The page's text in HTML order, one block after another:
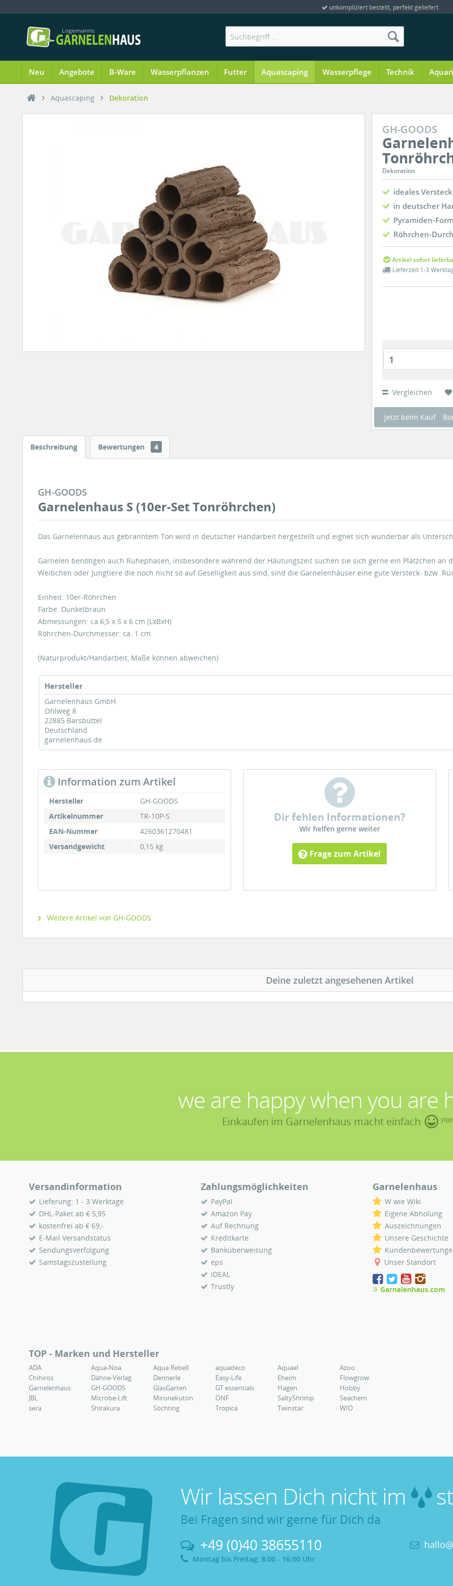
unkompliziert bestellt, perfekt geliefert
Neu Angebote B-Ware Wasserpflanzen Futter Aquascaping Wasserpflege Technik
Aquascaping Dekoration
GH-GOODS
Dekoration
ideales
in deutscher
Pyramiden-Form
Röhrchen-
Artikel sofort
Lieferzeit 1-3
1
Vergleichen
jetzt beim Kauf
Beschreibung Bewertungen 4
GH-GOODS
Garnelenhaus S (10er-Set Tonröhrchen)
Das Garnelenhaus aus gebranntem Ton wird in deutscher Handarbeit hergestellt und eignet sich wunderbar als
Garnelen benötigen auch Ruhephasen, insbesondere während der Häutungszeit suchen sie sich gerne ein Plätzchen
Weibchen oder Jungtiere die noch nicht so auf Geselligkeit aus sind, sind die Garnelenhäuser eine gute Versteck- bzw.
Einheit: 10er-Röhrchen
Farbe: Dunkelbraun
Abmessungen: ca 6,5 x 5 x 6 cm (LxBxH)
Röhrchen-Durchmesser: ca. 1 cm
(Naturprodukt/Handarbeit, Maße können abweichen)
Hersteller
Garnelenhaus GmbH
Ohlweg 8
22885 Barsbüttel
Deutschland
garnelenhaus.de
Information zum Artikel
Hersteller
GH-GOODS
Artikelnummer
TR-10P-S
EAN-Nummer
4260361270481
Versandgewicht
0,15 kg
Dir fehlen Informationen?
Wir helfen gerne weiter
Frage zum Artikel
Weitere Artikel von GH-GOODS
Deine zuletzt angesehenen Artikel
we are happy when you are
Einkaufen im Garnelenhaus macht einfach
Versandinformation
Lieferung: 1 - 3 Werktage
DHL-Paket ab € 5,95
kostenfrei ab € 69,-
E-Mail Versandstatus
Sendungsverfolgung
Samstagszustellung
Zahlungsmöglichkeiten
PayPal
Amazon Pay
Auf Rechnung
Kreditkarte
Banküberweisung
eps
iDEAL
Trustly
Garnelenhaus
W wie Wiki
Eigene Abholung
Auszeichnungen
Unsere Geschichte
Unser Standort
Garnelenhaus.com
TOP - Marken und Hersteller
ADA Aqua-Noa Aqua Rebell aquadeco Aquael
Azoo
Chihiros
Dähne-Verlag Dennerle Easy-Life Eheim
Flowgrow
Garnelenhaus
GH-GOODS GlasGarten GT essentials Hagen
Hobby
JBL
Microbe-Lift Mironekuton ONF SaltyShrimp
Seachem
sera
Shirakura Söchting Tropica Twinstar WIO
Wir lassen Dich nicht im
Bei Fragen sind wir gerne für Dich da
+49 (0)40 38655110
Montag bis Freitag: 8:00 - 16:00 Uhr